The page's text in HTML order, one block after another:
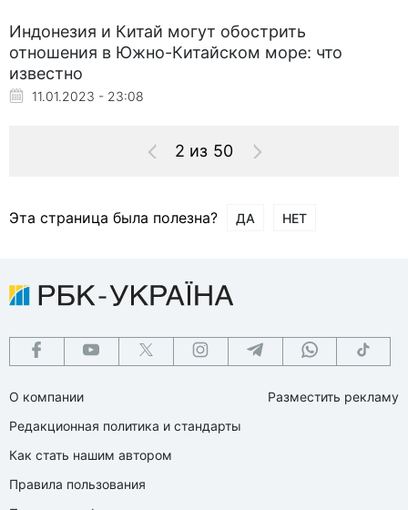
Индонезия и Китай могут обострить
отношения в Южно-Китайском море: что
известно
11.01.2023 - 23:08
2 из 50
Эта страница была полезна? ДА НЕТ
О компании
Редакционная политика и стандарты
Как стать нашим автором
Правила пользования
Разместить рекламу